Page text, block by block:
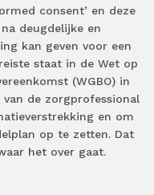
consent’ en deze
deugdelijke en
kan geven voor een
staat in de Wet op
(WGBO) in
de zorgprofessional
en om
op te zetten. Dat
het over gaat.